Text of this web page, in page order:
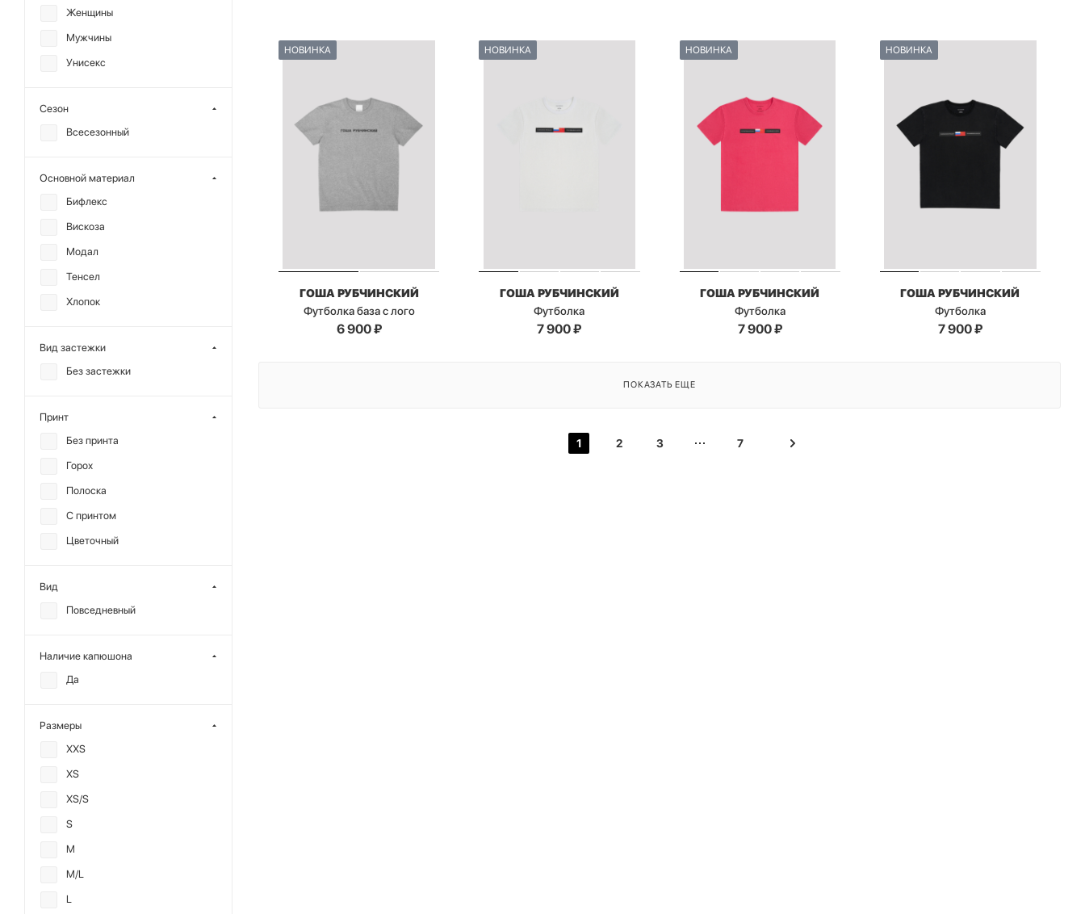
НОВИНКА
ГОША РУБЧИНСКИЙ
Футболка база с лого
6 900₽
НОВИНКА
ГОША РУБЧИНСКИЙ
Футболка
7 900₽
НОВИНКА
ГОША РУБЧИНСКИЙ
Футболка
7 900₽
НОВИНКА
ГОША РУБЧИНСКИЙ
Футболка
7 900₽
ПОКАЗАТЬ ЕЩЕ
1 2 3 7
F | ABLE
MANKOVA
Женщины
Мужчины
Унисекс
Сезон
Всесезонный
Основной материал
Бифлекс
Вискоза
Модал
Тенсел
Хлопок
Вид застежки
Без застежки
Принт
Без принта
Горох
Полоска
С принтом
Цветочный
Вид
Повседневный
Наличие капюшона
Да
Размеры
XXS
XS
XS/S
S
M
M/L
L